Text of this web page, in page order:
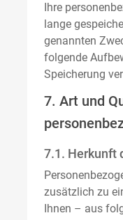
Ihre
lange
genannten
folgende
Speicherung
7. Art und
7.1. Herkunft
zusätzlich zu
Ihnen – aus